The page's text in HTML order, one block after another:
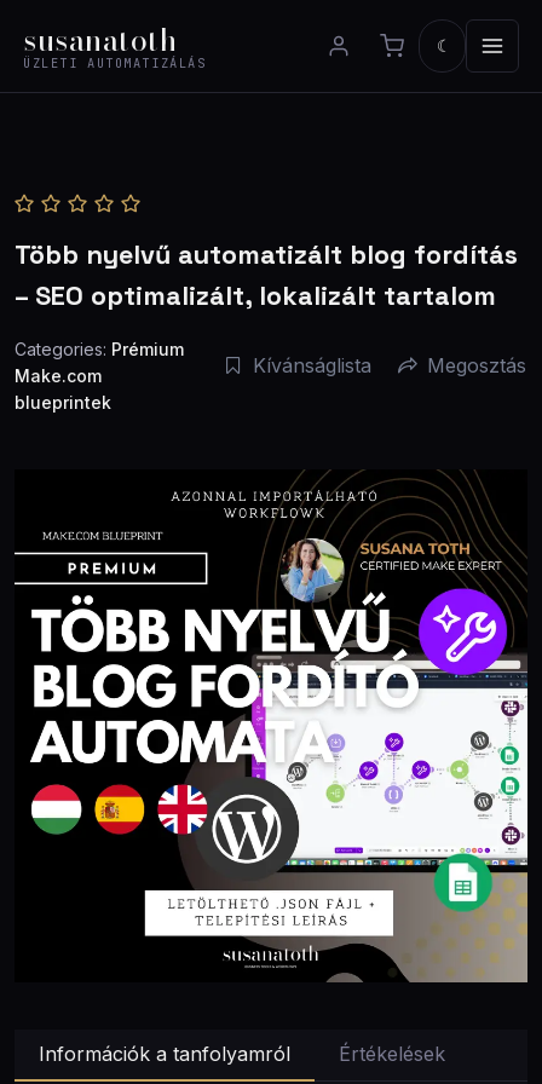
tartalomhoz
susanatoth
ÜZLETI AUTOMATIZÁLÁS
☾
Több nyelvű automatizált blog fordítás
– SEO optimalizált, lokalizált tartalom
Categories: Prémium
Make.com
blueprintek
Kívánságlista Megosztás
Információk a tanfolyamról Értékelések